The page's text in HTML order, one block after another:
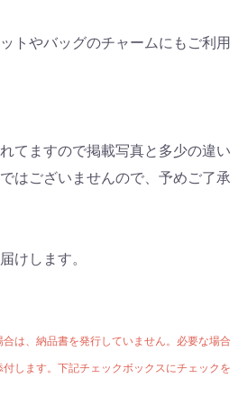
トやバッグのチャームにもご利用
てますので掲載写真と多少の違い
はございませんので、予めご了承
けします。
は、納品書を発行していません。必要な場合
します。下記チェックボックスにチェックを